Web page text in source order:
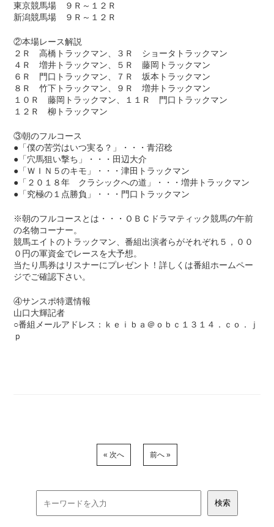
東京競馬場 ９Ｒ～１２Ｒ
新潟競馬場 ９Ｒ～１２Ｒ
②本場レース解説
２Ｒ 高橋トラックマン、３Ｒ ショータトラックマン
４Ｒ 増井トラックマン、５Ｒ 藤岡トラックマン
６Ｒ 門口トラックマン、７Ｒ 坂本トラックマン
８Ｒ 竹下トラックマン、９Ｒ 増井トラックマン
１０Ｒ 藤岡トラックマン、１１Ｒ 門口トラックマン
１２Ｒ 柳トラックマン
③朝のフルコース
●「僕の苦労はいつ実る？」・・・青沼稔
●「穴馬狙い撃ち」・・・田辺大介
●「ＷＩＮ５のキモ」・・・津田トラックマン
●「２０１８年 クラシックへの道」・・・増井トラックマン
●「究極の１点勝負」・・・門口トラックマン
※朝のフルコースとは・・・ＯＢＣドラマティック競馬の午前
の名物コーナー。
競馬エイトのトラックマン、番組出演者らがそれぞれ５，００
０円の軍資金でレースを大予想。
当たり馬券はリスナーにプレゼント！詳しくは番組ホームペー
ジでご確認下さい。
④サンスポ特選情報
山口大輝記者
○番組メールアドレス：ｋｅｉｂａ＠ｏｂｃ１３１４．ｃｏ．ｊ
ｐ
« 次へ 前へ »